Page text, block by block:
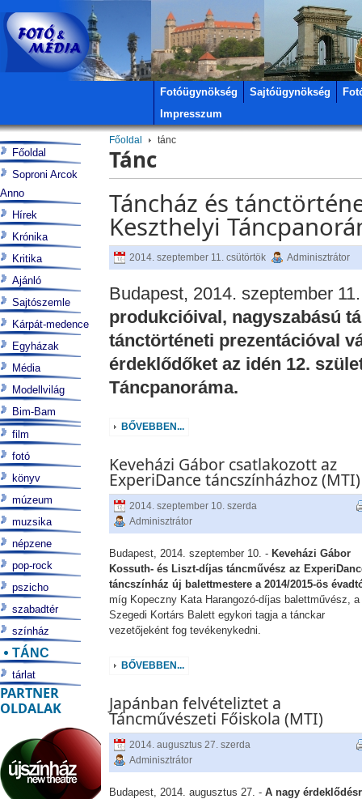
Fotóügynökség Sajtóügynökség
Impresszum
Főoldal tánc
Tánc
Táncház és
Keszthelyi
2014. szeptember 11. csütörtök Adminisztrátor
Budapest, 2014. szeptember
produkcióival, nagyszabású
tánctörténeti prezentációval
érdeklődőket az idén 12.
Táncpanoráma.
BŐVEBBEN...
Keveházi Gábor csatlakozott az
ExperiDance táncszínházhoz (MTI)
2014. szeptember 10. szerda
Adminisztrátor
Budapest, 2014. szeptember 10. - Keveházi Gábor
Kossuth- és Liszt-díjas táncművész az
táncszínház új balettmestere a 2014/2015-ös
míg Kopeczny Kata Harangozó-díjas balettművész, a
Szegedi Kortárs Balett egykori tagja a tánckar
vezetőjeként fog tevékenykedni.
BŐVEBBEN...
Japánban felvételiztet a
Táncművészeti Főiskola (MTI)
2014. augusztus 27. szerda
Adminisztrátor
Budapest, 2014. augusztus 27. - A nagy
Főoldal
Soproni Arcok
Anno
Hírek
Krónika
Kritika
Ajánló
Sajtószemle
Kárpát-medence
Egyházak
Média
Modellvilág
Bim-Bam
film
fotó
könyv
múzeum
muzsika
népzene
pop-rock
pszicho
szabadtér
színház
TÁNC
tárlat
PARTNER
OLDALAK